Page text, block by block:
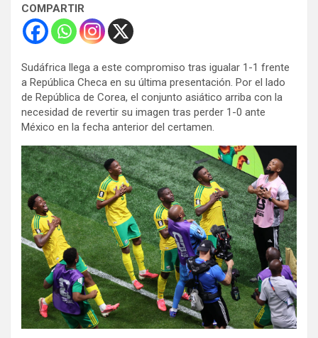
COMPARTIR
Sudáfrica llega a este compromiso tras igualar 1-1 frente
a República Checa en su última presentación. Por el lado
de República de Corea, el conjunto asiático arriba con la
necesidad de revertir su imagen tras perder 1-0 ante
México en la fecha anterior del certamen.